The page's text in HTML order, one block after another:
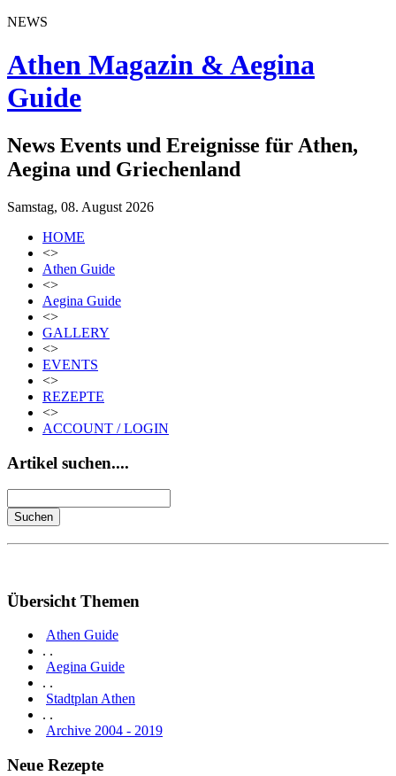
NEWS
Athen Magazin & Aegina
Guide
News Events und Ereignisse für Athen,
Aegina und Griechenland
Samstag, 08. August 2026
HOME
<>
Athen Guide
<>
Aegina Guide
<>
GALLERY
<>
EVENTS
<>
REZEPTE
<>
ACCOUNT / LOGIN
Artikel suchen....
Übersicht Themen
Athen Guide
. .
Aegina Guide
. .
Stadtplan Athen
. .
Archive 2004 - 2019
Neue Rezepte